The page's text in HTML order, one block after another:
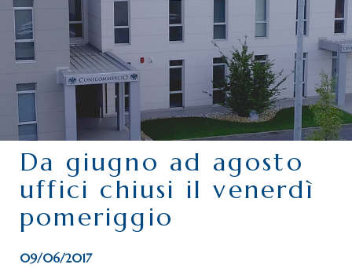
SERVIZI
CATEGORIE
DELEGAZIONI
ATTIVITÀ STORICHE
PERIODICO
PERCHÉ ASSOCIARSI?
DOVE SIAMO
CONTATTI
Da giugno ad agosto
uffici chiusi il venerdì
pomeriggio
09/06/2017